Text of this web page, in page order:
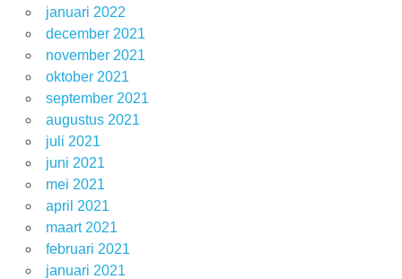
januari 2022
december 2021
november 2021
oktober 2021
september 2021
augustus 2021
juli 2021
juni 2021
mei 2021
april 2021
maart 2021
februari 2021
januari 2021